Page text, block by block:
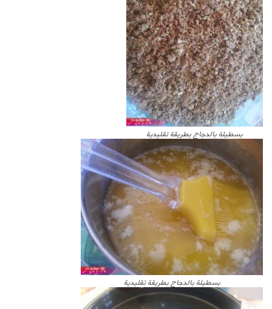
بسطيلة بالدجاج بطريقة تقليدية
بسطيلة بالدجاج بطريقة تقليدية